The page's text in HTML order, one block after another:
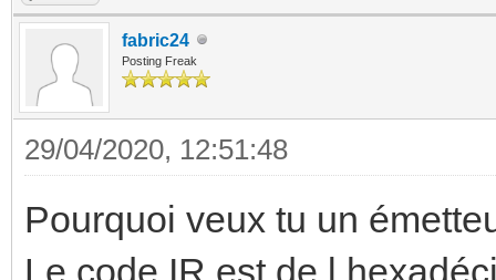
fabric24
Posting Freak
29/04/2020, 12:51:48
Pourquoi veux tu un
Le code IR est de l